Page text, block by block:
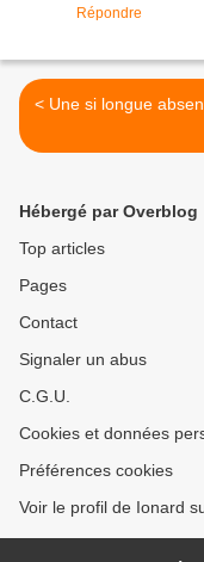
Répondre
< Une si longue
Hébergé par Overblog
Top articles
Pages
Contact
Signaler un abus
C.G.U.
Cookies et données
Préférences cookies
Voir le profil de Ionard